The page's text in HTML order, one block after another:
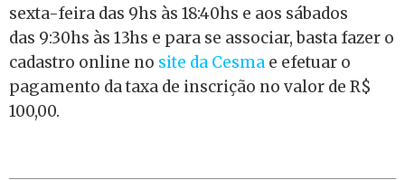
sexta-feira das 9hs às 18:40hs e aos sábados
das 9:30hs às 13hs e para se associar, basta fazer o
cadastro online no site da Cesma e efetuar o
pagamento da taxa de inscrição no valor de R$
100,00.